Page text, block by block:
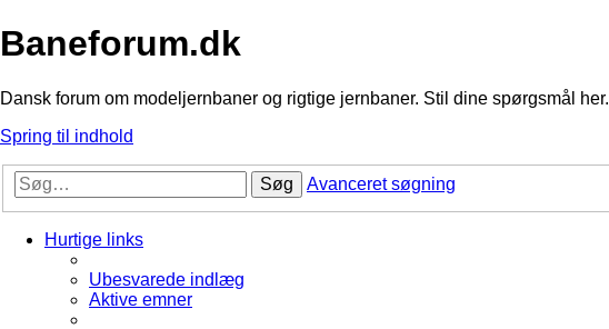
Baneforum.dk
Dansk forum om modeljernbaner og rigtige jernbaner. Stil dine spørgsmål her.
Spring til indhold
Søg Avanceret søgning
Hurtige links
Ubesvarede indlæg
Aktive emner